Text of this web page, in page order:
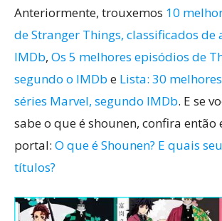
Anteriormente, trouxemos 10
de Stranger Things, classificados de
IMDb, Os 5 melhores episódios de
segundo o IMDb e Lista: 30
séries Marvel, segundo IMDb. E se
sabe o que é shounen, confira então
portal: O que é Shounen? E quais
títulos?